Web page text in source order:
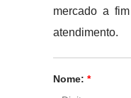
mercado a
atendimento.
Nome: *